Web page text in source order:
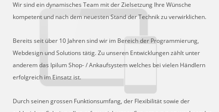
Wir sind ein dynamisches Team mit der Zielsetzung Ihre Wünsche
kompetent und nach dem neuesten Stand der Technik zu verwirklichen.
Bereits seit über 10 Jahren sind wir im Bereich der Programmierung,
Webdesign und Solutions tätig. Zu unseren Entwicklungen zählt unter
anderem das Ipilum Shop- / Ankaufsystem welches bei vielen Händlern
erfolgreich im Einsatz ist.
Durch seinen grossen Funktionsumfang, der Flexibilität sowie der